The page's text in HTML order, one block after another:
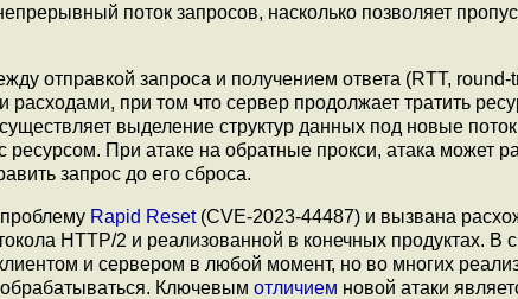
поток запросов, насколько позволяет
отправкой запроса и получением ответа (RTT,
при том что сервер продолжает тратить
выделение структур данных под новые
ресурсом. При атаке на обратные прокси, атака может
запрос до его сброса.
Rapid Reset(CVE-2023-44487) и вызвана
HTTP/2 и реализованной в конечных продуктах. В
и сервером в любой момент, но во многих
Ключевым отличием новой атаки